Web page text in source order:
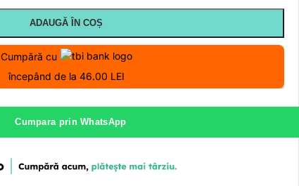
ADAUGĂ ÎN COȘ
Cumpără cu
începând de la 46.00 LEI
Cumpara prin WhatsApp